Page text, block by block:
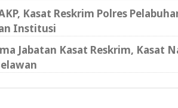
Kasat Reskrim Polres
Institusi
Jabatan Kasat Reskrim, Kasat